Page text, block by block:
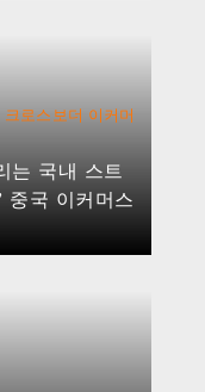
크로스보더 이커머
는 국내 스트
중국 이커머스